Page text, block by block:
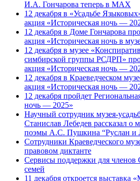
И.А. Гончарова теперь в MAX
12 декабря в «Усадьбе
акция «Историческая ночь —
12 декабря в Доме Гончарова
акция «Историческая ночь в
12 декабря в музее
симбирской группы РСДРП»
акция «Историческая ночь —
12 декабря в Краеведческом
акция «Историческая ночь —
12 декабря пройдет
ночь — 2025»
Научный сотрудник музея-
Станислав Лебедев рассказал о
поэмы А.С. Пушкина “Руслан и
Сотрудники Краеведческого
правовом диктанте
Сервисы поддержки для
семей
11 декабря откроется выставка